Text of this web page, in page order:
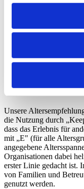
Junga wurde
Entwicklung,
gewalttätige,
So
Junga
Unsere
die Nutzung durch
dass das Erlebnis für
mit „E" (für alle
angegebene
Organisationen dabei
erster Linie gedacht ist.
von Familien und
genutzt werden.